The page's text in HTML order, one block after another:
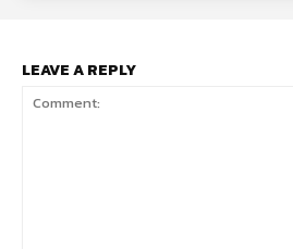
LEAVE A REPLY